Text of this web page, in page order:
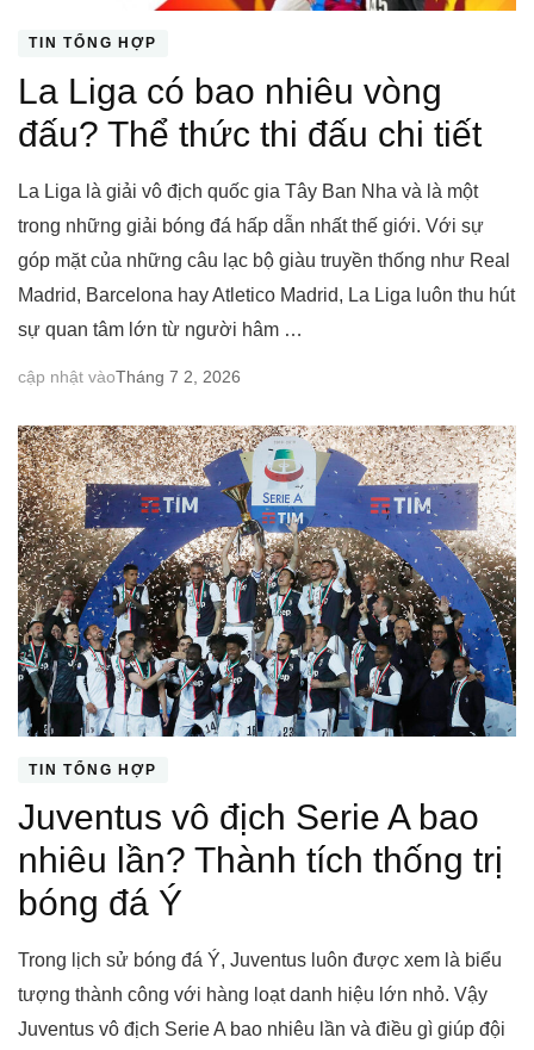
TIN TỔNG HỢP
La Liga có bao nhiêu vòng
đấu? Thể thức thi đấu chi tiết
La Liga là giải vô địch quốc gia Tây Ban Nha và là một
trong những giải bóng đá hấp dẫn nhất thế giới. Với sự
góp mặt của những câu lạc bộ giàu truyền thống như Real
Madrid, Barcelona hay Atletico Madrid, La Liga luôn thu hút
sự quan tâm lớn từ người hâm …
cập nhật vàoTháng 7 2, 2026
TIN TỔNG HỢP
Juventus vô địch Serie A bao
nhiêu lần? Thành tích thống trị
bóng đá Ý
Trong lịch sử bóng đá Ý, Juventus luôn được xem là biểu
tượng thành công với hàng loạt danh hiệu lớn nhỏ. Vậy
Juventus vô địch Serie A bao nhiêu lần và điều gì giúp đội